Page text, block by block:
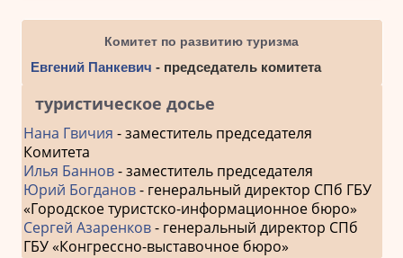
Комитет по развитию туризма
Евгений Панкевич - председатель комитета
туристическое досье
Нана Гвичия - заместитель председателя
Комитета
Илья Баннов- заместитель председателя
Юрий Богданов- генеральный директор СПб ГБУ
«Городское туристско-информационное бюро»
Сергей Азаренков- генеральный директор СПб
ГБУ «Конгрессно-выставочное бюро»